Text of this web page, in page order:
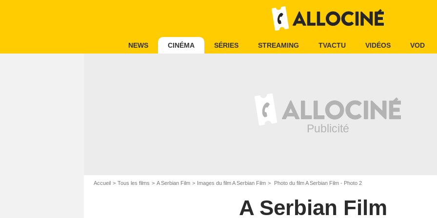
NEWS CINÉMA SÉRIES STREAMING TVACTU VIDÉOS VOD
Accueil Tous les films A Serbian Film Images du film A Serbian Film Photo du film A Serbian Film - Photo 2
A Serbian Film